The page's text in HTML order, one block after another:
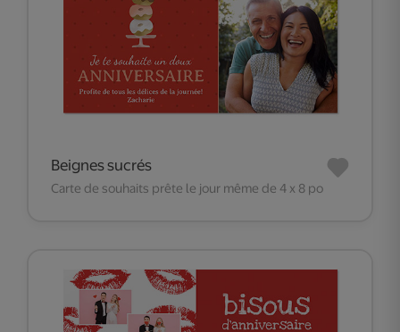
Beignes sucrés
Carte de souhaits prête le jour même de 4 x 8 po